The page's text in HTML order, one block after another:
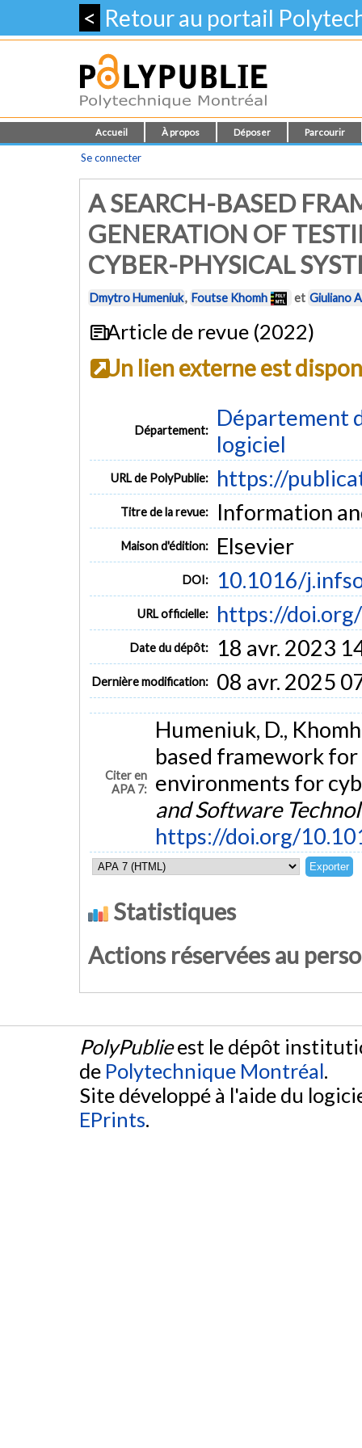
< Retour au portail
Accueil À propos Déposer Parcourir
Se connecter
A SEARCH-BASED
GENERATION OF
CYBER-PHYSICAL
Dmytro Humeniuk, Foutse Khomh et Giuliano
Article de revue (2022)
Un lien externe est
Département:
Département
logiciel
URL de PolyPublie: https://
Titre de la revue: Information
Maison d'édition: Elsevier
DOI: 10.1016/
URL officielle: https://
Date du dépôt: 18 avr. 2023
Dernière modification: 08 avr. 2025
Citer en
APA 7:
Humeniuk, D.,
based framework
environments for
and Software
https://doi.org/
Statistiques
Actions réservées au
PolyPublieest le dépôt
de Polytechnique Montréal.
Site développé à l'aide du
EPrints.